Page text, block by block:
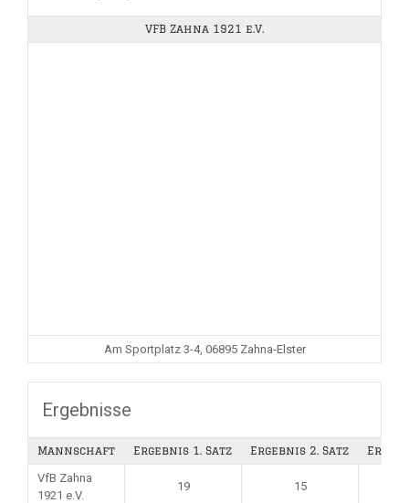
VFB Zahna 1921 e.V.
Am Sportplatz 3-4, 06895 Zahna-Elster
Ergebnisse
Mannschaft Ergebnis 1. Satz Ergebnis 2. Satz
VfB Zahna
1921 e.V.
19 15